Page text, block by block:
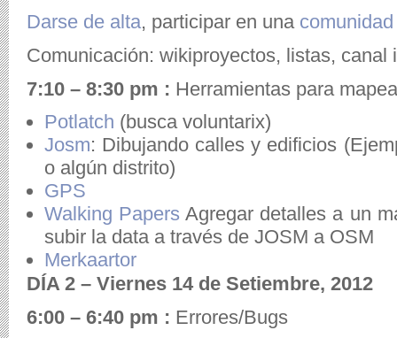
Darse de alta, participar en una comunidad
Comunicación: wikiproyectos, listas, canal
7:10 – 8:30 pm : Herramientas para
Potlatch (busca voluntarix)
Josm: Dibujando calles y edificios
o algún distrito)
GPS
Walking Papers Agregar detalles a un
subir la data a través de JOSM a OSM
Merkaartor
DÍA 2 – Viernes 14 de Setiembre, 2012
6:00 – 6:40 pm : Errores/Bugs